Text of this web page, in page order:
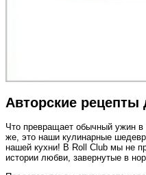
Авторские рецепты
Что превращает обычный ужин
же, это наши кулинарные
нашей кухни! В Roll Club мы не
истории любви, завернутые в